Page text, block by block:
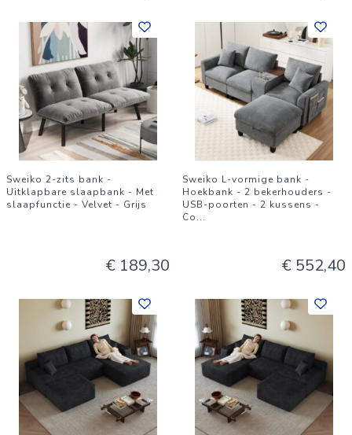
Sweiko 2-zits bank -
Uitklapbare slaapbank - Met
slaapfunctie - Velvet - Grijs
€ 189,30
Sweiko L-vormige bank -
Hoekbank - 2 bekerhouders -
USB-poorten - 2 kussens -
Co...
€ 552,40